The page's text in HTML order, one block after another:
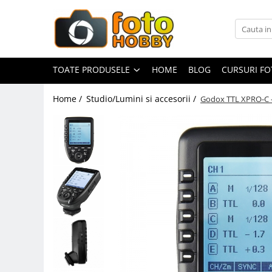
Toate Produsele
Aparate Foto
Aparate Foto Mirrorless
Aparate Foto DSLR
Aparate Foto Compacte
Aparate foto instant
Aparate foto pe film
Obiective foto si accesorii
Obiective Mirorless
Obiective DSLR
Huse si tocuri protectie obiective
Obiective Cinematice
TOATE PRODUSELE HOME BLOG CURSURI
Home / Studio/Lumini si accesorii / Godox TTL XPRO-